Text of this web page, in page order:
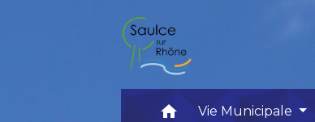
home Vie Municipale